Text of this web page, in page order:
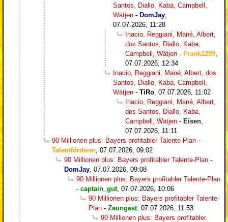
Santos, Diallo, Kaba, Campbell,
Wätjen - DomJay
07.07.2026, 11:28
Inacio, Reggiani, Mané, Albert,
dos Santos, Diallo, Kaba,
Campbell, Wätjen - Frank1299
07.07.2026, 12:34
Inacio, Reggiani, Mané, Albert, dos
Santos, Diallo, Kaba, Campbell,
Wätjen - TiRo 07.07.2026, 11:02
Inacio, Reggiani, Mané, Albert,
dos Santos, Diallo, Kaba,
Campbell, Wätjen - Eisen
07.07.2026, 11:11
90 Millionen plus: Bayers profitabler Talente-Plan -
Talentförderer 07.07.2026, 09:02
90 Millionen plus: Bayers profitabler Talente-Plan -
DomJay 07.07.2026, 09:08
90 Millionen plus: Bayers profitabler Talente-Plan
- captain_gut, 07.07.2026, 10:06
90 Millionen plus: Bayers profitabler Talente-
Plan - Zaungast, 07.07.2026, 11:53
90 Millionen plus: Bayers profitabler